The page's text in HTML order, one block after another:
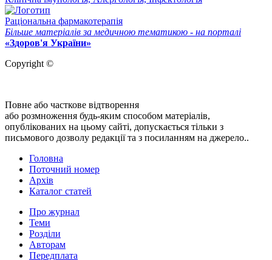
Раціональна фармакотерапія
Більше матеріалів за медичною тематикою - на порталі
«Здоров'я України»
Copyright ©
Повне або часткове відтворення
або розмноження будь-яким способом матеріалів,
опублікованих на цьому сайті, допускається тільки з
письмового дозволу редакції та з посиланням на джерело..
Головна
Поточний номер
Архів
Каталог статей
Про журнал
Теми
Розділи
Авторам
Передплата